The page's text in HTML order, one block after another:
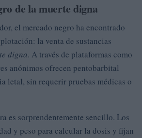
de la muerte digna
el mercado negro ha encontrado
la venta de sustancias
digna. A través de plataformas como
anónimos ofrecen pentobarbital
letal, sin requerir pruebas médicas o
es sorprendentemente sencillo. Los
y peso para calcular la dosis y fijan